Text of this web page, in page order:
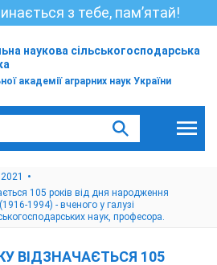
з тебе, пам’ятай!
наукова сільськогосподарська
академії аграрних наук України
2021
105 років від дня народження
1994) - вченого у галузі
наук, професора.
ВІДЗНАЧАЄТЬСЯ 105